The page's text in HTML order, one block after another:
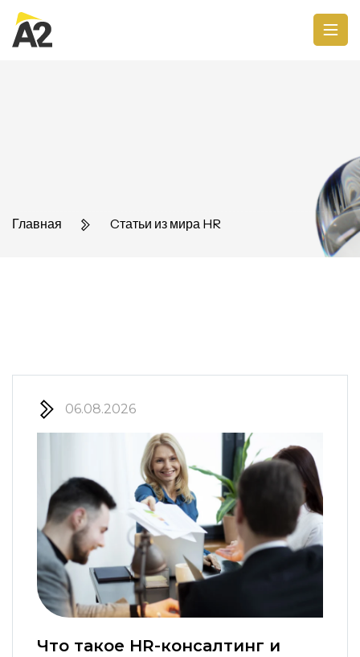
Главная Cтатьи из мира HR
06.08.2026
Что такое HR-консалтинг и